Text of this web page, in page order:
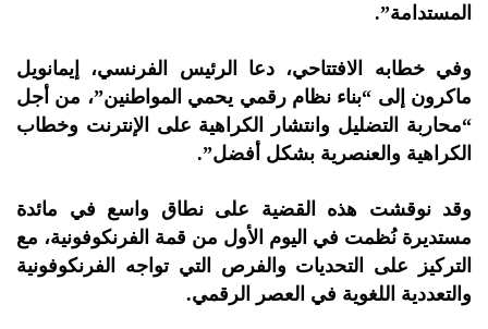
المستدامة”.
وفي خطابه الافتتاحي، دعا الرئيس الفرنسي، إيمانويل
ماكرون إلى “بناء نظام رقمي يحمي المواطنين”، من أجل
“محاربة التضليل وانتشار الكراهية على الإنترنت وخطاب
الكراهية والعنصرية بشكل أفضل”.
وقد نوقشت هذه القضية على نطاق واسع في مائدة
مستديرة نُظمت في اليوم الأول من قمة الفرنكوفونية، مع
التركيز على التحديات والفرص التي تواجه الفرنكوفونية
والتعددية اللغوية في العصر الرقمي.